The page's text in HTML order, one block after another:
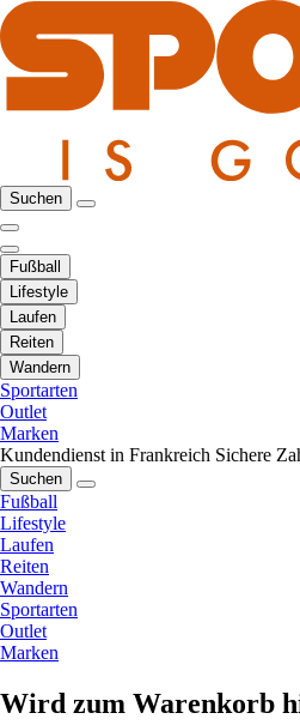
Suchen
Fußball
Lifestyle
Laufen
Reiten
Wandern
Sportarten
Outlet
Marken
Kundendienst in Frankreich Sichere
Suchen
Fußball
Lifestyle
Laufen
Reiten
Wandern
Sportarten
Outlet
Marken
Wird zum Warenkorb